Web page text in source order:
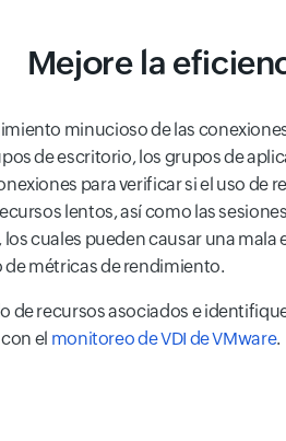
Mejore la
minucioso de las
de escritorio, los grupos de
para verificar si el uso de
lentos, así como las
los cuales pueden causar una mala
de métricas de rendimiento.
de recursos asociados e
el monitoreo de VDI de VMware.